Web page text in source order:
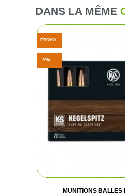
DANS LA MÊME
MUNITIONS BALLES
PROMO
-20%